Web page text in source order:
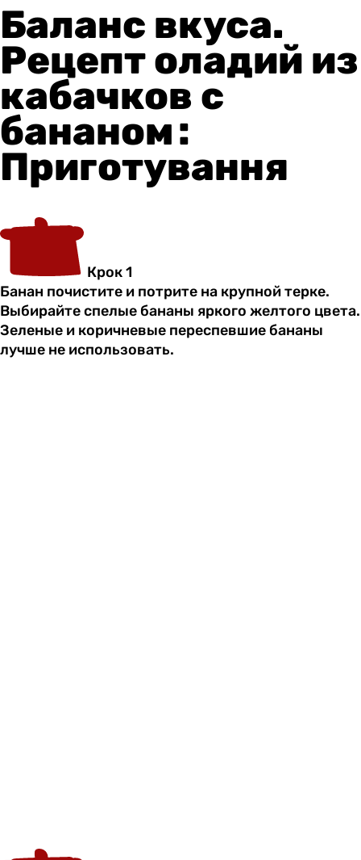
Баланс вкуса.
Рецепт оладий из
кабачков с
бананом :
Приготування
Крок 1
Банан почистите и потрите на крупной терке.
Выбирайте спелые бананы яркого желтого цвета.
Зеленые и коричневые переспевшие бананы
лучше не использовать.